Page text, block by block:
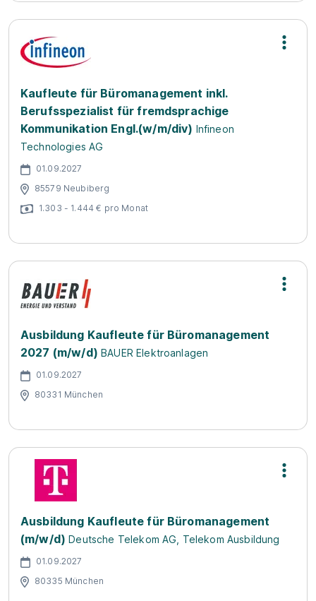
Kaufleute für Büromanagement inkl.
Berufsspezialist für fremdsprachige
Kommunikation Engl.(w/m/div) Infineon
Technologies AG
01.09.2027
85579 Neubiberg
1.303 - 1.444 € pro Monat
Ausbildung Kaufleute für Büromanagement
2027 (m/w/d) BAUER Elektroanlagen
01.09.2027
80331 München
Ausbildung Kaufleute für Büromanagement
(m/w/d) Deutsche Telekom AG, Telekom Ausbildung
01.09.2027
80335 München